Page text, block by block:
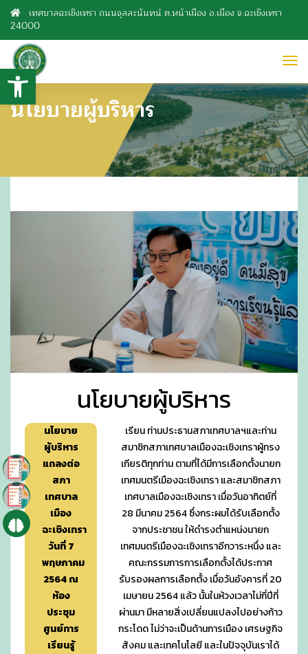
เทศบาลฉะเชิงเทรา ถนนจุลละนันทน์ ต.หน้าเมือง อ.เมือง จ.ฉะเชิงเทรา
24000
นโยบายผู้บริหาร
นโยบายผู้บริหาร
นโยบาย
ผู้บริหาร
แถลงต่อ
สภา
เทศบาล
เมือง
ฉะเชิงเทรา
วันที่ 7
พฤษภาคม
2564 ณ
ห้อง
ประชุม
ศูนย์การ
เรียนรู้
เรียน ท่านประธานสภาเทศบาลฯและท่าน
สมาชิกสภาเทศบาลเมืองฉะเชิงเทราผู้ทรง
เกียรติทุกท่าน ตามที่ได้มีการเลือกตั้งนายก
เทศมนตรีเมืองฉะเชิงเทรา และสมาชิกสภา
เทศบาลเมืองฉะเชิงเทรา เมื่อวันอาทิตย์ที่
28 มีนาคม 2564 ซึ่งกระผมได้รับเลือกตั้ง
จากประชาชน ให้ดำรงตำแหน่งนายก
เทศมนตรีเมืองฉะเชิงเทราอีกวาระหนึ่ง และ
คณะกรรมการการเลือกตั้งได้ประกาศ
รับรองผลการเลือกตั้ง เมื่อวันอังคารที่ 20
เมษายน 2564 แล้ว นั้นในห้วงเวลาไม่กี่ปีที่
ผ่านมา มีหลายสิ่งเปลี่ยนแปลงไปอย่างก้าว
กระโดด ไม่ว่าจะเป็นด้านการเมือง เศรษฐกิจ
สังคม และเทคโนโลยี และในปัจจุบันเราได้
Open toolbar